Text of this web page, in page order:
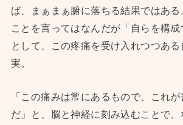
ば、まぁまぁ腑に落ちる結果ではあ
ことを言ってはなんだが「自らを構成
として、この疼痛を受け入れつつあ
実。
「この痛みは常にあるもので、これ
だ」と、脳と神経に刻み込むことで